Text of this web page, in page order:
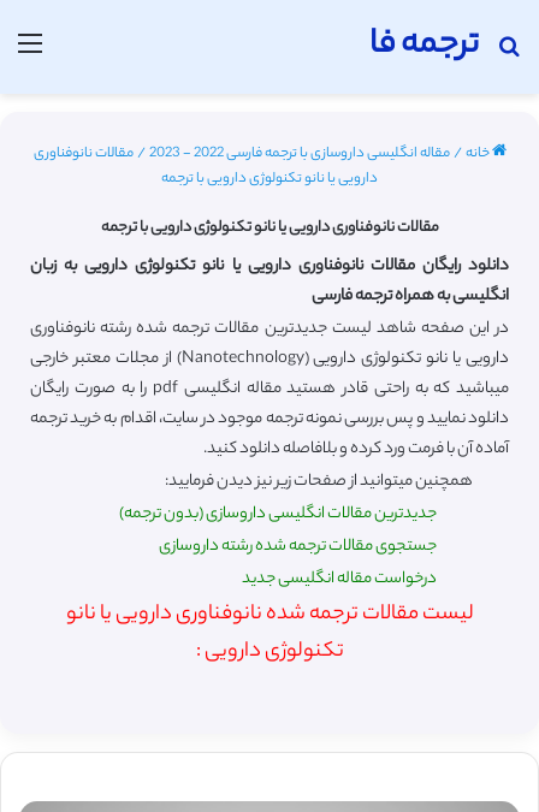
ترجمه فا
جستجو برای
خانه/مقاله انگلیسی داروسازی با ترجمه فارسی 2022 - 2023 /مقالات نانوفناوری
دارویی یا نانو تکنولوژی دارویی با ترجمه
مقالات نانوفناوری دارویی یا نانو تکنولوژی دارویی با ترجمه
دانلود رایگان مقالات نانوفناوری دارویی یا نانو تکنولوژی دارویی به زبان
انگلیسی به همراه ترجمه فارسی
در این صفحه شاهد لیست جدیدترین مقالات ترجمه شده رشته نانوفناوری
دارویی یا نانو تکنولوژی دارویی (Nanotechnology) از مجلات معتبر خارجی
میباشید که به راحتی قادر هستید مقاله انگلیسی pdf را به صورت رایگان
دانلود نمایید و پس بررسی نمونه ترجمه موجود در سایت، اقدام به خرید ترجمه
آماده آن با فرمت ورد کرده و بلافاصله دانلود کنید.
همچنین میتوانید از صفحات زیر نیز دیدن فرمایید:
جدیدترین مقالات انگلیسی داروسازی (بدون ترجمه)
جستجوی مقالات ترجمه شده رشته داروسازی
درخواست مقاله انگلیسی جدید
لیست مقالات ترجمه شده نانوفناوری دارویی یا نانو
تکنولوژی دارویی :